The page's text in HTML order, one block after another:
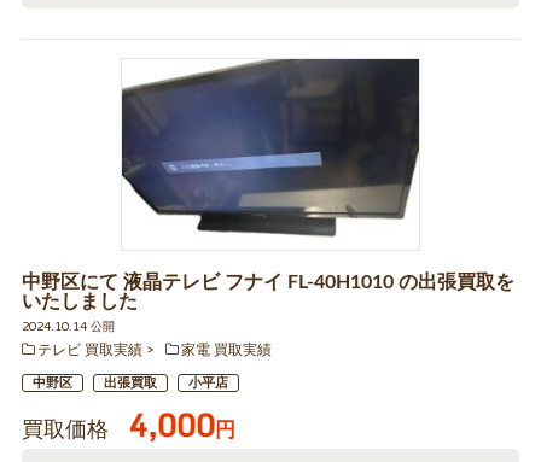
中野区にて 液晶テレビ フナイ FL-40H1010 の出張買取を
いたしました
2024.10.14 公開
テレビ 買取実績
家電 買取実績
中野区 出張買取 小平店
買取価格 4,000円